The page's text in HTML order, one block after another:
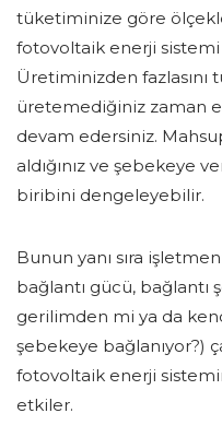
tüketiminize göre
fotovoltaik enerji
Üretiminizden fazlasını
üretemediğiniz zaman
devam edersiniz.
aldığınız ve şebekeye
biribini dengeleyebilir.
Bunun yanı sıra
bağlantı gücü, bağlantı
gerilimden mi ya da
şebekeye bağlanıyor?)
fotovoltaik enerji
etkiler.